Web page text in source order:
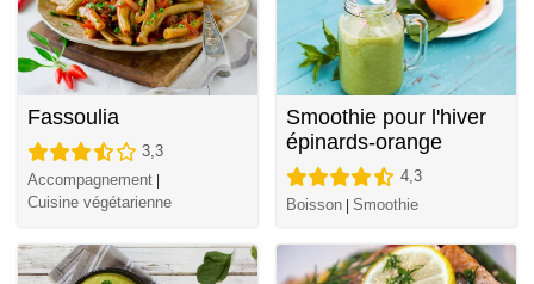
Fassoulia
3,3
Accompagnement
Cuisine végétarienne
Smoothie pour l'hiver
épinards-orange
4,3
Boisson Smoothie